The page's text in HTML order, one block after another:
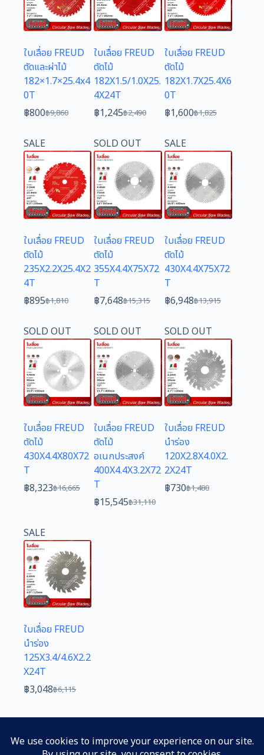
ใบเลื่อย FREUD
ตัดและผ่าไม้
182×1.7×25.4x4
0T
฿9,860
Original
was:
฿9,860.
฿800Current
is:
฿800.
ใบเลื่อย FREUD
ตัดไม้
182X1.5/1.0X25.
4X24T
฿2,490
Original
was:
฿2,490.
฿1,245Current
is:
฿1,245.
ใบเลื่อย FREUD
ตัดไม้
182X1.7X25.4X6
0T
฿1,825
Original
was:
฿1,825.
฿1,600Current
is:
฿1,600.
SALE
ใบเลื่อย FREUD
ตัดไม้
235X2.2X25.4X2
4T
฿1,810
Original
was:
฿1,810.
฿895Current
is:
฿895.
SOLD OUT
ใบเลื่อย FREUD
ตัดไม้
355X4.4X75X72
T
฿15,315
Original
was:
฿15,315.
฿7,648Current
is:
฿7,648.
SALE
ใบเลื่อย FREUD
ตัดไม้
430X4.4X75X72
T
฿13,915
Original
was:
฿13,915.
฿6,948Current
is:
฿6,948.
SOLD OUT
ใบเลื่อย FREUD
ตัดไม้
430X4.4X80X72
T
฿16,665
Original
฿16,665.
฿8,323Current
฿8,323.
SOLD OUT
ใบเลื่อย FREUD
ตัดไม้
อเนกประสงค์
400X4.4X3.2X72
T
฿31,110
Original
฿15,545Current
SOLD OUT
ใบเลื่อย FREUD
นำร่อง
120X2.8X4.0X2.
2X24T
฿1,480
Original
฿730Current
SALE
ใบเลื่อย FREUD
นำร่อง
125X3.4/4.6X2.2
X24T
฿6,115
Original
฿6,115.
฿3,048Current
฿3,048.
NEXT